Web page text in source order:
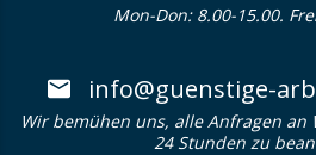
Mon-Don: 8.00-15.00.
info@guenstige-
Wir bemühen uns, alle Anfragen an
24 Stunden zu